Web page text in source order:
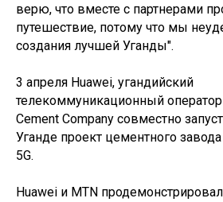
верю, что вместе с партнерами
путешествие, потому что мы
создания лучшей Уганды".
3 апреля Huawei, угандийский
телекоммуникационный
Cement Company совместно
Уганде проект цементного
5G.
Huawei и MTN